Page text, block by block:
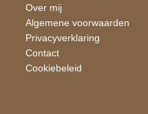
Over mij
Algemene voorwaarden
Privacyverklaring
Contact
Cookiebeleid